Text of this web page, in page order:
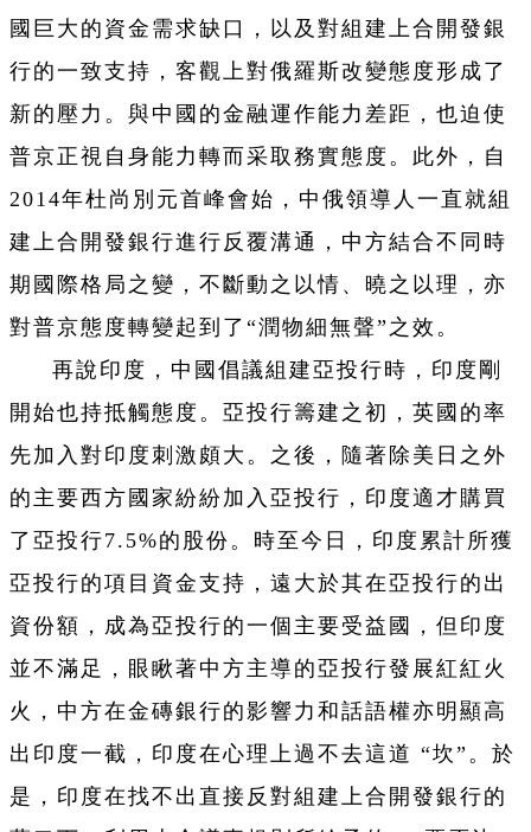
國巨大的資金需求缺口，以及對組建上合開發銀
行的一致支持，客觀上對俄羅斯改變態度形成了
新的壓力。與中國的金融運作能力差距，也迫使
普京正視自身能力轉而采取務實態度。此外，自
2014年杜尚別元首峰會始，中俄領導人一直就組
建上合開發銀行進行反覆溝通，中方結合不同時
期國際格局之變，不斷動之以情、曉之以理，亦
對普京態度轉變起到了“潤物細無聲”之效。
再說印度，中國倡議組建亞投行時，印度剛
開始也持抵觸態度。亞投行籌建之初，英國的率
先加入對印度刺激頗大。之後，隨著除美日之外
的主要西方國家紛紛加入亞投行，印度適才購買
了亞投行7.5%的股份。時至今日，印度累計所獲
亞投行的項目資金支持，遠大於其在亞投行的出
資份額，成為亞投行的一個主要受益國，但印度
並不滿足，眼瞅著中方主導的亞投行發展紅紅火
火，中方在金磚銀行的影響力和話語權亦明顯高
出印度一截，印度在心理上過不去這道 “坎”。於
是，印度在找不出直接反對組建上合開發銀行的